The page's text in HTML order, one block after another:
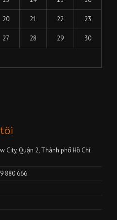
20 21 22 23
27 28 29 30
City, Quận 2, Thành phố Hồ Chí
880 666